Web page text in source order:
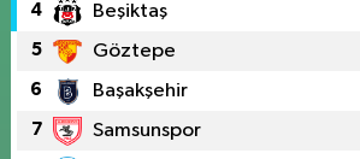
4 Beşiktaş
5 Göztepe
6 Başakşehir
7 Samsunspor